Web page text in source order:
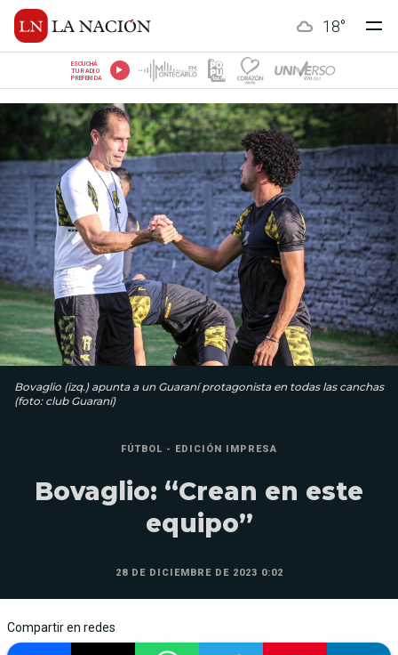
18°
ESCUCHÁ
TU RADIO
PREFERIDA
Bovaglio (izq.) apunta a un Guaraní protagonista en todas las canchas
(foto: club Guaraní)
FÚTBOL - EDICIÓN IMPRESA
Bovaglio: “Crean en este
equipo”
28 DE DICIEMBRE DE 2023 0:02
Compartir en redes